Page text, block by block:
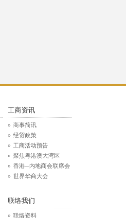
工商资讯
商事简讯
经贸政策
工商活动预告
聚焦粤港澳大湾区
香港─内地商会联席会
世界华商大会
联络我们
联络资料